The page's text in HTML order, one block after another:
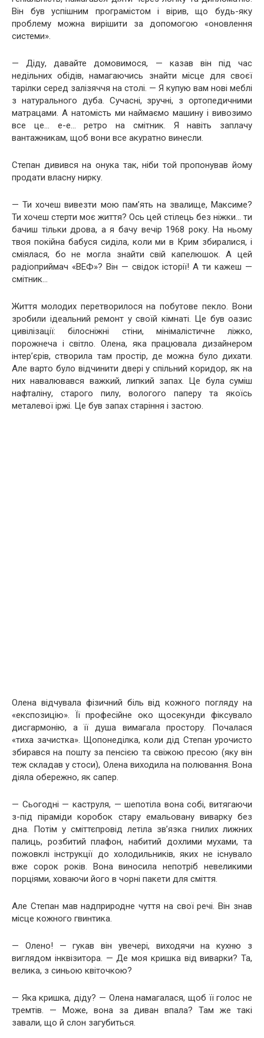
Він був успішним програмістом і вірив, що будь-яку
проблему можна вирішити за допомогою «оновлення
системи».
— Діду, давайте домовимося, — казав він під час
недільних обідів, намагаючись знайти місце для своєї
тарілки серед залізяччя на столі. — Я купую вам нові меблі
з натурального дуба. Сучасні, зручні, з ортопедичними
матрацами. А натомість ми наймаємо машину і вивозимо
все це… е-е… ретро на смітник. Я навіть заплачу
вантажникам, щоб вони все акуратно винесли.
Степан дивився на онука так, ніби той пропонував йому
продати власну нирку.
— Ти хочеш вивезти мою пам’ять на звалище, Максиме?
Ти хочеш стерти моє життя? Ось цей стілець без ніжки… ти
бачиш тільки дрова, а я бачу вечір 1968 року. На ньому
твоя покійна бабуся сиділа, коли ми в Крим збиралися, і
сміялася, бо не могла знайти свій капелюшок. А цей
радіоприймач «ВЕФ»? Він — свідок історії! А ти кажеш —
смітник…
Життя молодих перетворилося на побутове пекло. Вони
зробили ідеальний ремонт у своїй кімнаті. Це був оазис
цивілізації: білосніжні стіни, мінімалістичне ліжко,
порожнеча і світло. Олена, яка працювала дизайнером
інтер’єрів, створила там простір, де можна було дихати.
Але варто було відчинити двері у спільний коридор, як на
них навалювався важкий, липкий запах. Це була суміш
нафталіну, старого пилу, вологого паперу та якоїсь
металевої іржі. Це був запах старіння і застою.
Олена відчувала фізичний біль від кожного погляду на
«експозицію». Її професійне око щосекунди фіксувало
дисгармонію, а її душа вимагала простору. Почалася
«тиха зачистка». Щопонеділка, коли дід Степан урочисто
збирався на пошту за пенсією та свіжою пресою (яку він
теж складав у стоси), Олена виходила на полювання. Вона
діяла обережно, як сапер.
— Сьогодні — каструля, — шепотіла вона собі, витягаючи
з-під піраміди коробок стару емальовану виварку без
дна. Потім у сміттєпровід летіла зв’язка гнилих лижних
палиць, розбитий плафон, набитий дохлими мухами, та
пожовклі інструкції до холодильників, яких не існувало
вже сорок років. Вона виносила непотріб невеликими
порціями, ховаючи його в чорні пакети для сміття.
Але Степан мав надприродне чуття на свої речі. Він знав
місце кожного гвинтика.
— Олено! — гукав він увечері, виходячи на кухню з
виглядом інквізитора. — Де моя кришка від виварки? Та,
велика, з синьою квіточкою?
— Яка кришка, діду? — Олена намагалася, щоб її голос не
тремтів. — Може, вона за диван впала? Там же такі
завали, що й слон загубиться.